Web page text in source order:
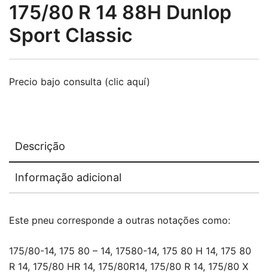
175/80 R 14 88H Dunlop
Sport Classic
Precio bajo consulta (clic aquí)
Descrição
Informação adicional
Este pneu corresponde a outras notações como:
175/80-14, 175 80 – 14, 17580-14, 175 80 H 14, 175 80
R 14, 175/80 HR 14, 175/80R14, 175/80 R 14, 175/80 X